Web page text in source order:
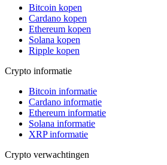
Bitcoin kopen
Cardano kopen
Ethereum kopen
Solana kopen
Ripple kopen
Crypto informatie
Bitcoin informatie
Cardano informatie
Ethereum informatie
Solana informatie
XRP informatie
Crypto verwachtingen